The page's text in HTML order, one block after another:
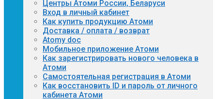
Центры Атоми России, Беларуси
Вход в личный кабинет
Как купить продукцию Атоми
Доставка / оплата / возврат
Atomy doc
Мобильное приложение Атоми
Как зарегистрировать нового человека в
Атоми
Самостоятельная регистрация в Атоми
Как восстановить ID и пароль от личного
кабинета Атоми